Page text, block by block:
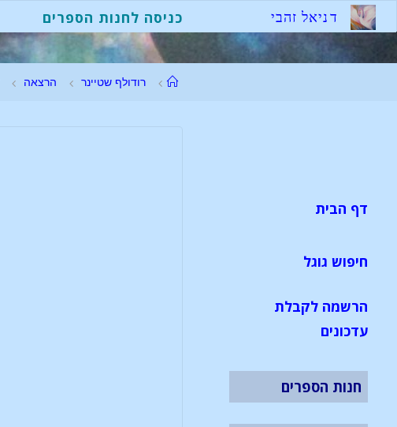
דניאל זהבי כניסה לחנות הספרים
רודולף שטיינר הרצאה
דף הבית
חיפוש גוגל
הרשמה לקבלת
עדכונים
חנות הספרים